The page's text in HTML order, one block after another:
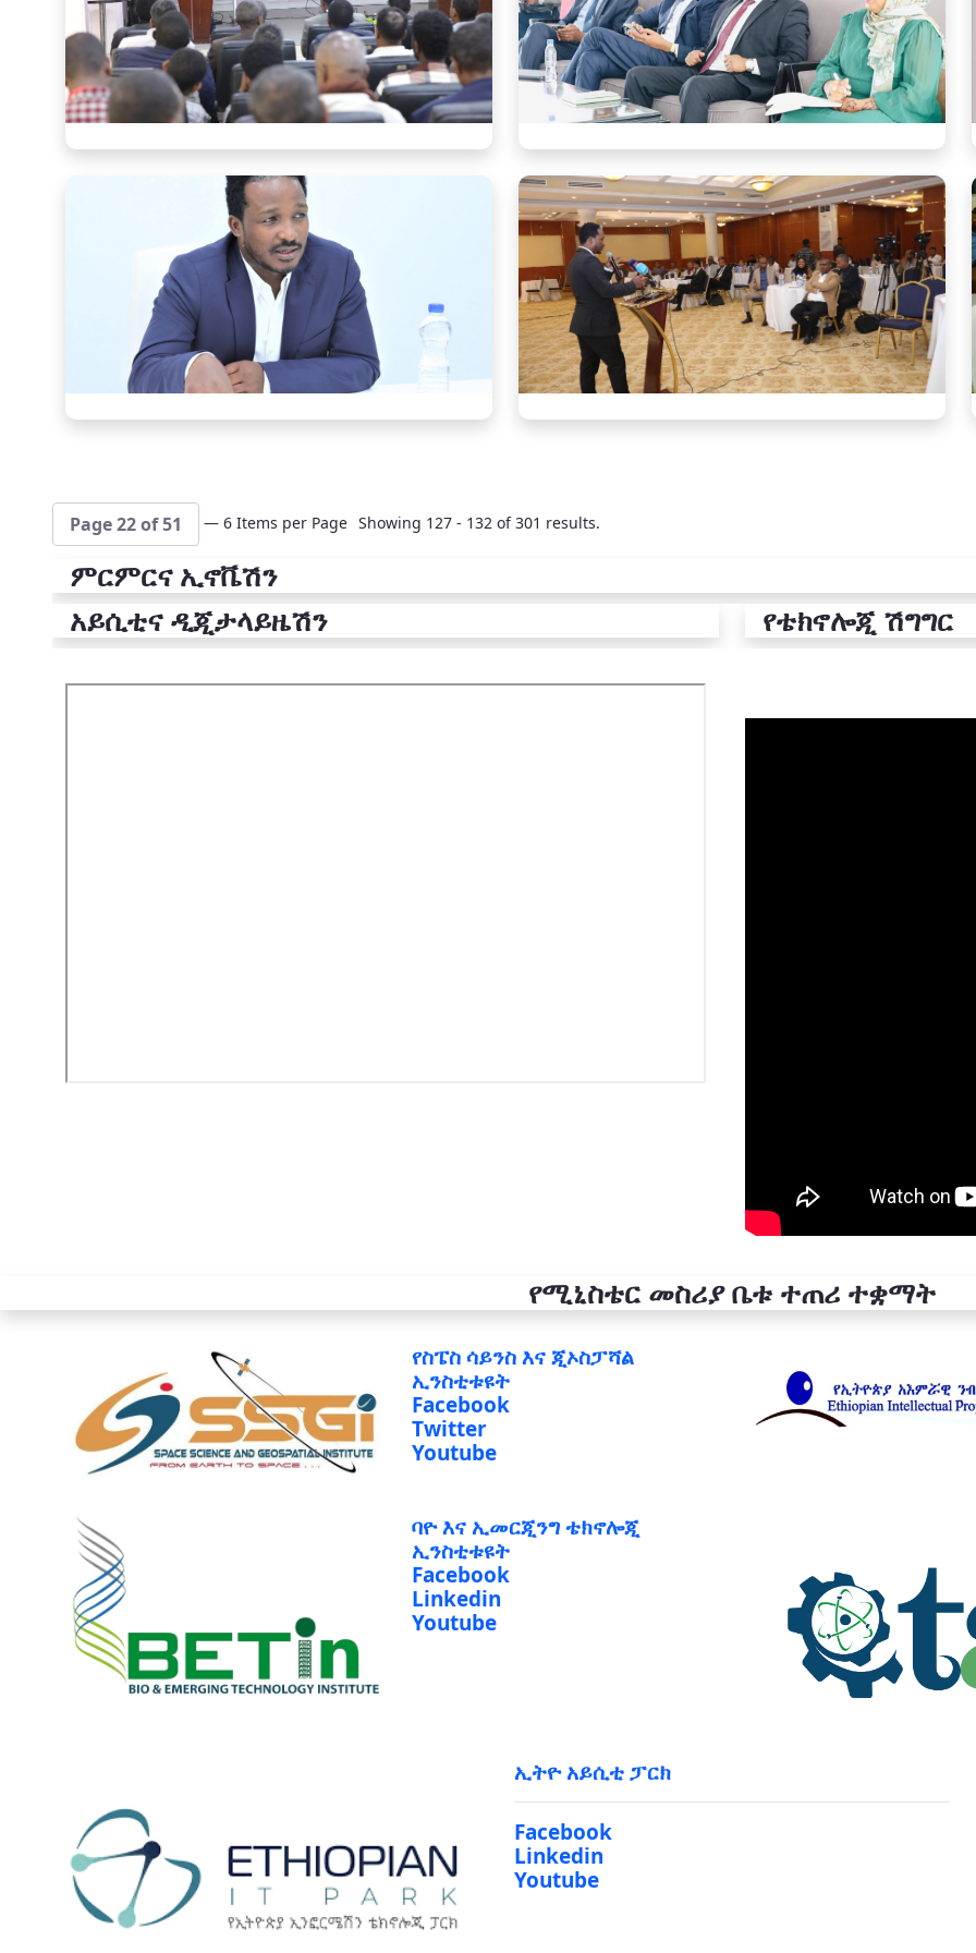
Page 22 of 51 — 6 Items per Page Showing 127 - 132 of 301 results.
ምርምርና ኢኖቬሽን
አይሲቲና ዲጂታላይዜሽን
የቴክኖሎጂ ሽግግር
የሚኒስቴር መስሪያ ቤቱ ተጠሪ ተቋማት
የስፔስ ሳይንስ እና ጂኦስፓሻል
ኢንስቲቱዩት
Facebook
Twitter
Youtube
ባዮ እና ኢመርጂንግ ቴክኖሎጂ
ኢንስቲቱዩት
Facebook
Linkedin
Youtube
ኢትዮ አይሲቲ ፓርክ
Facebook
Linkedin
Youtube